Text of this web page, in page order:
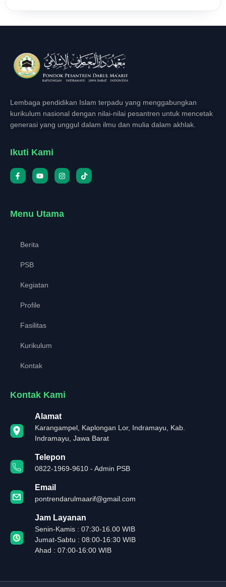
Lembaga pendidikan Islam terpadu yang menggabungkan
kurikulum nasional dengan nilai-nilai pesantren untuk mencetak
generasi yang unggul dalam ilmu dan mulia dalam akhlak.
Ikuti Kami
Menu Utama
Berita
PSB
Kegiatan
Profile
Fasilitas
Kurikulum
Kontak
Kontak Kami
Alamat
Karangampel, Kaplongan Lor, Indramayu, Kab.
Indramayu, Jawa Barat
Telepon
0822-1969-9610 - Admin PSB
Email
pontrendarulmaarif@gmail.com
Jam Layanan
Senin-Kamis : 07:30-16.00 WIB
Jumat-Sabtu : 08:00-16:30 WIB
Ahad : 07:00-16:00 WIB